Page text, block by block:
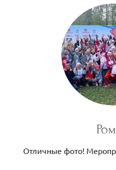
Отличные фото!